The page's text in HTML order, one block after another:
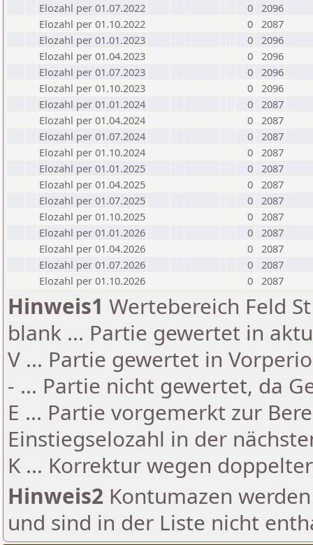
Elozahl per 01.07.2022
0 2096
Elozahl per 01.10.2022
0 2087
Elozahl per 01.01.2023
0 2096
Elozahl per 01.04.2023
0 2096
Elozahl per 01.07.2023
0 2096
Elozahl per 01.10.2023
0 2096
Elozahl per 01.01.2024
0 2087
Elozahl per 01.04.2024
0 2087
Elozahl per 01.07.2024
0 2087
Elozahl per 01.10.2024
0 2087
Elozahl per 01.01.2025
0 2087
Elozahl per 01.04.2025
0 2087
Elozahl per 01.07.2025
0 2087
Elozahl per 01.10.2025
0 2087
Elozahl per 01.01.2026
0 2087
Elozahl per 01.04.2026
0 2087
Elozahl per 01.07.2026
0 2087
Elozahl per 01.10.2026
0 2087
Hinweis1 Wertebereich Feld
blank ... Partie gewertet in
V ... Partie gewertet in
- ... Partie nicht gewertet, da
E ... Partie vorgemerkt zur
Einstiegselozahl in der
K ... Korrektur wegen
Hinweis2 Kontumazen
und sind in der Liste nicht